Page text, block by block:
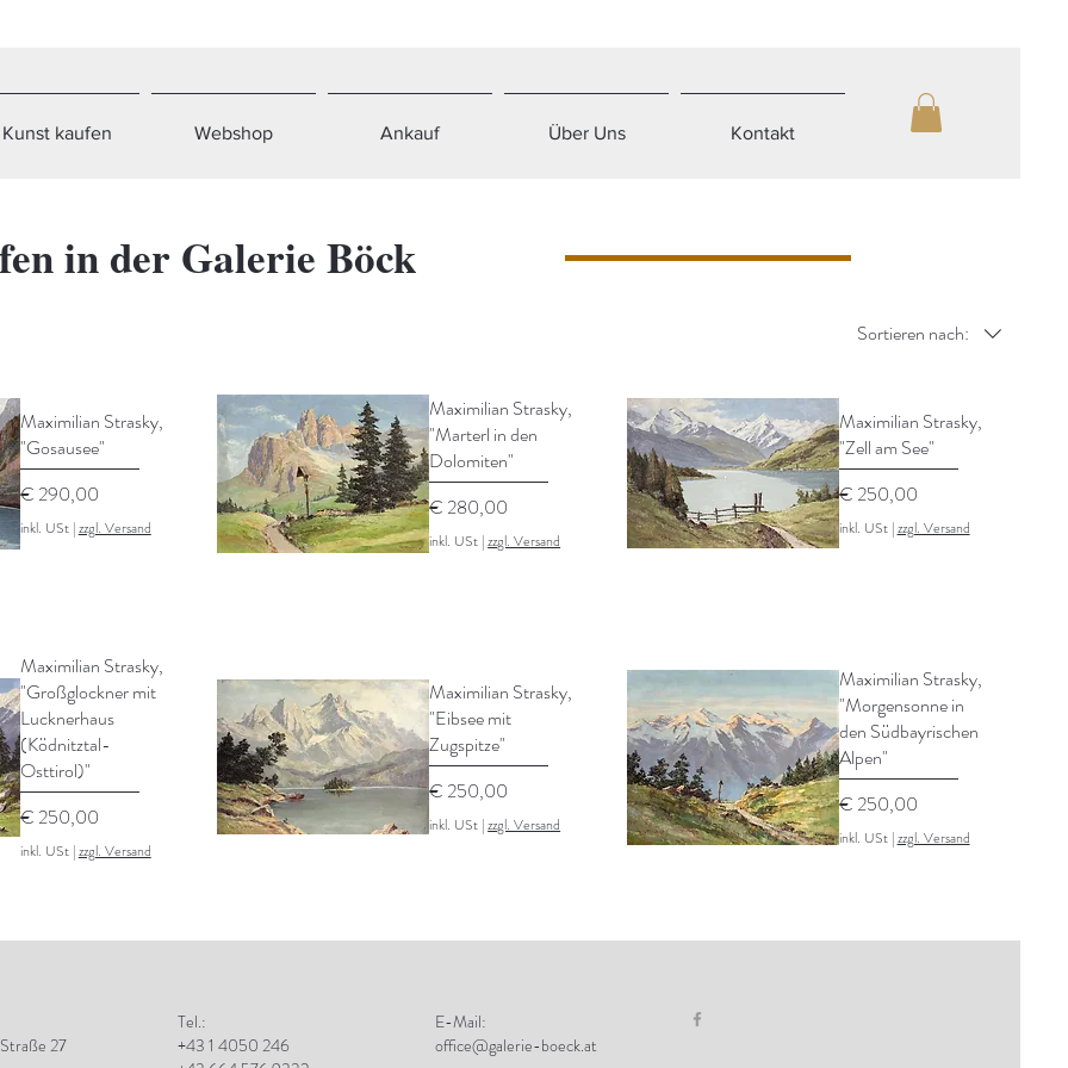
Kunst kaufen Webshop Ankauf Über Uns Kontakt
in der Galerie Böck
Sortieren nach:
Maximilian Strasky,
"Gosausee"
Preis
€ 290,00
inkl. USt|zzgl. Versand
Maximilian Strasky,
"Marterl in den
Dolomiten"
Preis
€ 280,00
inkl. USt |zzgl. Versand
Maximilian Strasky,
"Zell am See"
Preis
€ 250,00
inkl. USt|zzgl. Versand
Maximilian Strasky,
"Großglockner mit
Lucknerhaus
(Ködnitztal-
Osttirol)"
Preis
€ 250,00
inkl. USt|zzgl. Versand
Maximilian Strasky,
"Eibsee mit
Zugspitze"
Preis
€ 250,00
inkl. USt |zzgl. Versand
Maximilian Strasky,
"Morgensonne in
den Südbayrischen
Alpen"
Preis
€ 250,00
inkl. USt|zzgl. Versand
27
Tel.:
+43 1 4050 246
E-Mail:
office@galerie-boeck.at